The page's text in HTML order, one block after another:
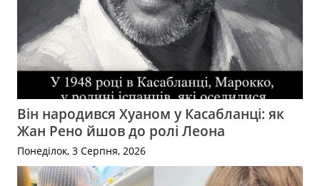
Він народився Хуаном у Касабланці: як
Жан Рено йшов до ролі Леона
Понеділок, 3 Серпня, 2026